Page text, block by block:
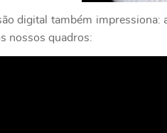
digital também impressiona:
nossos quadros: